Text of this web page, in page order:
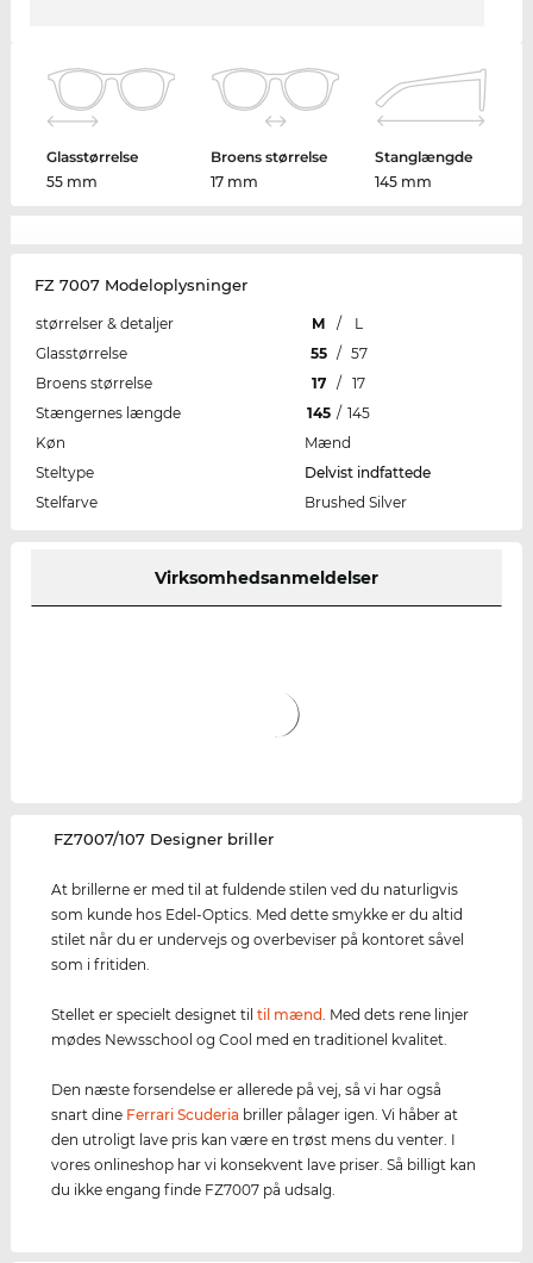
Glasstørrelse
55 mm
Broens størrelse
17 mm
Stanglængde
145 mm
FZ 7007 Modeloplysninger
størrelser & detaljer M /
L
Glasstørrelse
55 / 57
Broens størrelse
17 /
17
Stængernes længde
145 / 145
Køn
Mænd
Steltype
Delvist indfattede
Stelfarve
Brushed Silver
Virksomhedsanmeldelser
‌FZ7007/107 Designer briller
At brillerne er med til at fuldende stilen ved du naturligvis
som kunde hos Edel-Optics. Med dette smykke er du altid
stilet når du er undervejs og overbeviser på kontoret såvel
som i fritiden.
Stellet er specielt designet tiltil mænd. Med dets rene linjer
mødes Newsschool og Cool med en traditionel kvalitet.
Den næste forsendelse er allerede på vej, så vi har også
snart dine Ferrari Scuderia briller pålager igen. Vi håber at
den utroligt lave pris kan være en trøst mens du venter. I
vores onlineshop har vi konsekvent lave priser. Så billigt kan
du ikke engang finde FZ7007 på udsalg.